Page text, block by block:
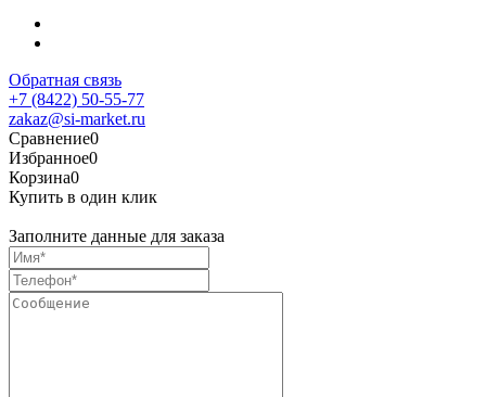
Обратная связь
+7 (8422) 50-55-77
zakaz@si-market.ru
Сравнение0
Избранное0
Корзина0
Купить в один клик
Заполните данные для заказа